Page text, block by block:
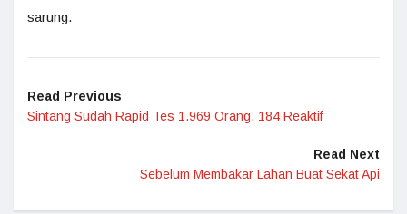
sarung.
Read Previous
Sintang Sudah Rapid Tes 1.969 Orang, 184 Reaktif
Read Next
Sebelum Membakar Lahan Buat Sekat Api